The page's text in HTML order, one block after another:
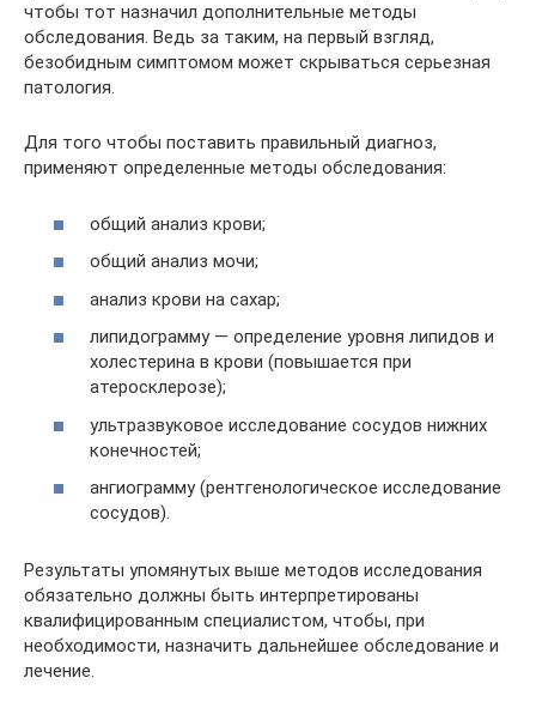
чтобы тот назначил дополнительные методы
обследования. Ведь за таким, на первый взгляд,
безобидным симптомом может скрываться серьезная
патология.
Для того чтобы поставить правильный диагноз,
применяют определенные методы обследования:
общий анализ крови;
общий анализ мочи;
анализ крови на сахар;
липидограмму — определение уровня липидов и
холестерина в крови (повышается при
атеросклерозе);
ультразвуковое исследование сосудов нижних
конечностей;
ангиограмму (рентгенологическое исследование
сосудов).
Результаты упомянутых выше методов исследования
обязательно должны быть интерпретированы
квалифицированным специалистом, чтобы, при
необходимости, назначить дальнейшее обследование и
лечение.